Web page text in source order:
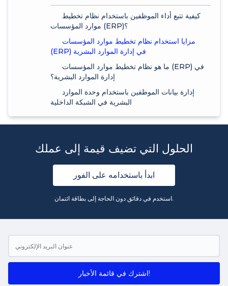
كيفية تتبع أداء الموظفين باستخدام نظام تخطيط
موارد المؤسسات (ERP)؟
مزايا استخدام نظام تخطيط موارد المؤسسات
(ERP) في إدارة الموارد البشرية
ما هو نظام تخطيط موارد المؤسسات (ERP) في
إدارة الموارد البشرية؟
إدارة بيانات الموظفين باستخدام وحدة الموارد
البشرية في الشبكة الداخلية
الحلول التي تضيف قيمة إلى عملك
ابدأ باستخدامه على الفور
استخدم في دقائق دون الحاجة إلى بطاقة ائتمان.
اشترك في قائمة الأخبار!